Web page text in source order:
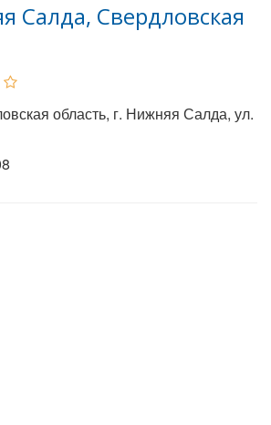
Свердловская
область, г. Нижняя Салда, ул.